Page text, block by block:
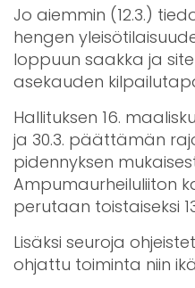
Jo aiemmin (12.3.)
hengen
loppuun saakka ja
asekauden
Hallituksen 16.
ja 30.3. päättämän
pidennyksen
Ampumaurheiluliiton
perutaan toistaiseksi
Lisäksi seuroja
ohjattu toiminta niin